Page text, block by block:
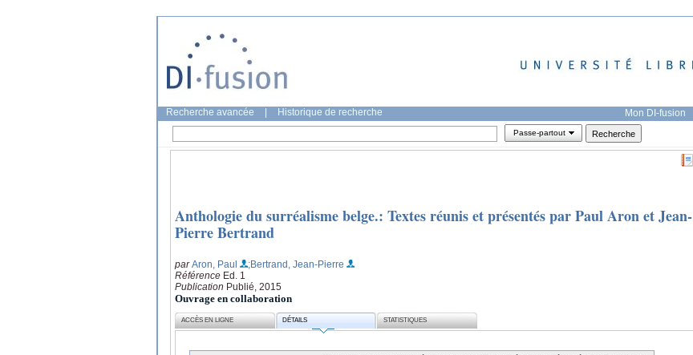
Recherche avancée Historique de recherche Mon DI-fusion
Passe-partout
Anthologie du surréalisme belge.: Textes réunis et présentés par Paul Aron et Jean-
Pierre Bertrand
parAron, Paul
;Bertrand, Jean-Pierre
Référence Ed. 1
Publication Publié, 2015
Ouvrage en collaboration
ACCÈS EN LIGNE DÉTAILS STATISTIQUES